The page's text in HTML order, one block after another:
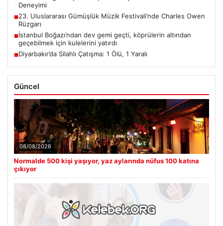
Deneyimi
■23. Uluslararası Gümüşlük Müzik Festivali’nde Charles Owen
Rüzgarı
■İstanbul Boğazı’ndan dev gemi geçti, köprülerin altından
geçebilmek için kulelerini yatırdı
■Diyarbakır’da Silahlı Çatışma: 1 Ölü, 1 Yaralı
Güncel
08/08/2026
Normalde 500 kişi yaşıyor, yaz aylarında nüfus 100 katına
çıkıyor